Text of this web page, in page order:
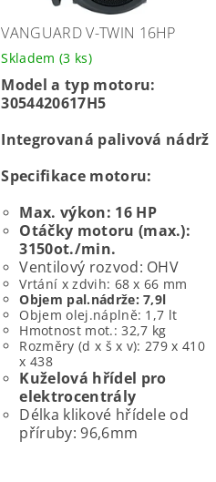
VANGUARD V-TWIN 16HP
Skladem (3 ks)
Model a typ motoru:
3054420617H5
Integrovaná palivová nádrž
Specifikace motoru:
Max. výkon: 16 HP
Otáčky motoru (max.):
3150ot./min.
Ventilový rozvod: OHV
Vrtání x zdvih: 68 x 66 mm
Objem pal.nádrže: 7,9l
Objem olej.náplně: 1,7 lt
Hmotnost mot.: 32,7 kg
Rozměry (d x š x v): 279 x 410
x 438
Kuželová hřídel pro
elektrocentrály
Délka klikové hřídele od
příruby: 96,6mm